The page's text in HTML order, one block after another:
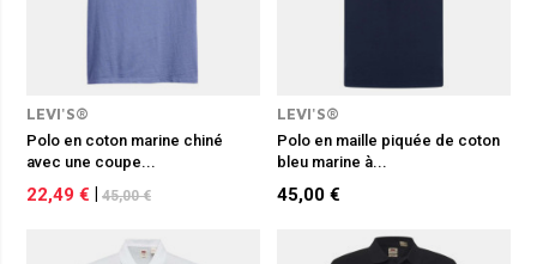
LEVI'S®
Polo en coton marine chiné
avec une coupe...
22,49 € 45,00 €
LEVI'S®
Polo en maille piquée de coton
bleu marine à...
45,00 €